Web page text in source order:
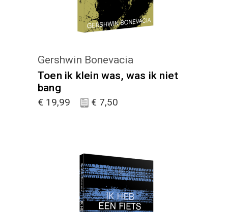
Gershwin Bonevacia
Toen ik klein was, was ik niet
bang
€ 19,99 € 7,50